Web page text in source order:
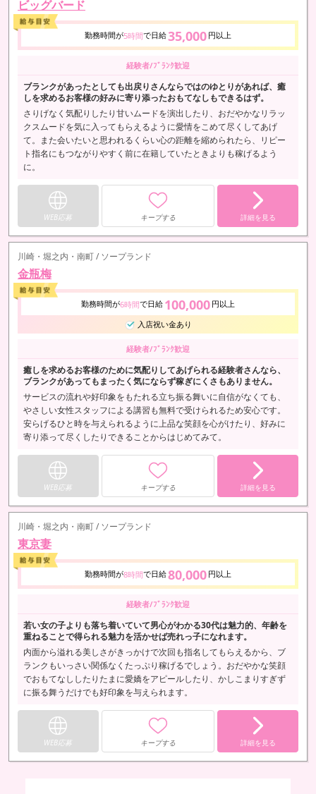
ビッグバード
勤務時間が5時間で日給35,000 円以上
経験者/ﾌﾞﾗﾝｸ歓迎
ブランクがあったとしても出戻りさんならではのゆとりがあれば、癒
しを求めるお客様の好みに寄り添ったおもてなしもできるはず。
さりげなく気配りしたり甘いムードを演出したり、おだやかなリラッ
クスムードを気に入ってもらえるように愛情をこめて尽くしてあげ
て。また会いたいと思われるくらい心の距離を縮められたら、リピー
ト指名にもつながりやすく前に在籍していたときよりも稼げるよう
に。
WEB応募 キープする 詳細を見る
川崎・堀之内・南町 / ソープランド
金瓶梅
勤務時間が6時間で日給 100,000 円以上
入店祝い金あり
経験者/ﾌﾞﾗﾝｸ歓迎
癒しを求めるお客様のために気配りしてあげられる経験者さんなら、
ブランクがあってもまったく気にならず稼ぎにくさもありません。
サービスの流れや好印象をもたれる立ち振る舞いに自信がなくても、
やさしい女性スタッフによる講習も無料で受けられるため安心です。
安らげるひと時を与えられるように上品な笑顔を心がけたり、好みに
寄り添って尽くしたりできることからはじめてみて。
WEB応募 キープする 詳細を見る
川崎・堀之内・南町 / ソープランド
東京妻
勤務時間が8時間で日給80,000 円以上
経験者/ﾌﾞﾗﾝｸ歓迎
若い女の子よりも落ち着いていて男心がわかる30代は魅力的、年齢を
重ねることで得られる魅力を活かせば売れっ子になれます。
内面から溢れる美しさがきっかけで次回も指名してもらえるから、ブ
ランクもいっさい関係なくたっぷり稼げるでしょう。おだやかな笑顔
でおもてなししたりたまに愛嬌をアピールしたり、かしこまりすぎず
に振る舞うだけでも好印象を与えられます。
WEB応募 キープする 詳細を見る